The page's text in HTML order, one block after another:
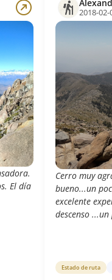
El día
2018-02-
Cerro muy
bueno...un
excelente
descenso
Estado de ruta